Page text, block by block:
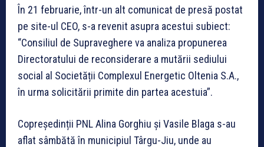
În 21 februarie, într-un alt comunicat de presă postat
pe site-ul CEO, s-a revenit asupra acestui subiect:
“Consiliul de Supraveghere va analiza propunerea
Directoratului de reconsiderare a mutării sediului
social al Societății Complexul Energetic Oltenia S.A.,
în urma solicitării primite din partea acestuia”.
Copreședinții PNL Alina Gorghiu și Vasile Blaga s-au
aflat sâmbătă în municipiul Târgu-Jiu, unde au